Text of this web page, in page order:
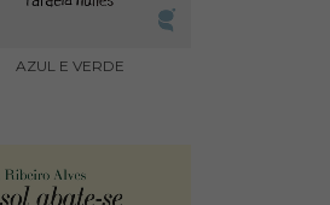
AZUL E VERDE